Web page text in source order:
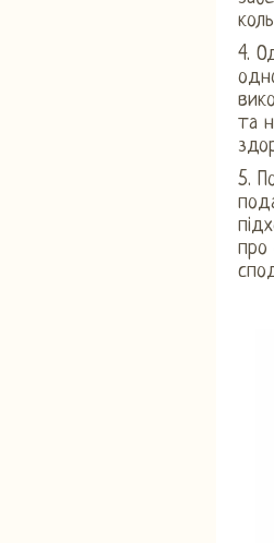
4.
та
5.
про